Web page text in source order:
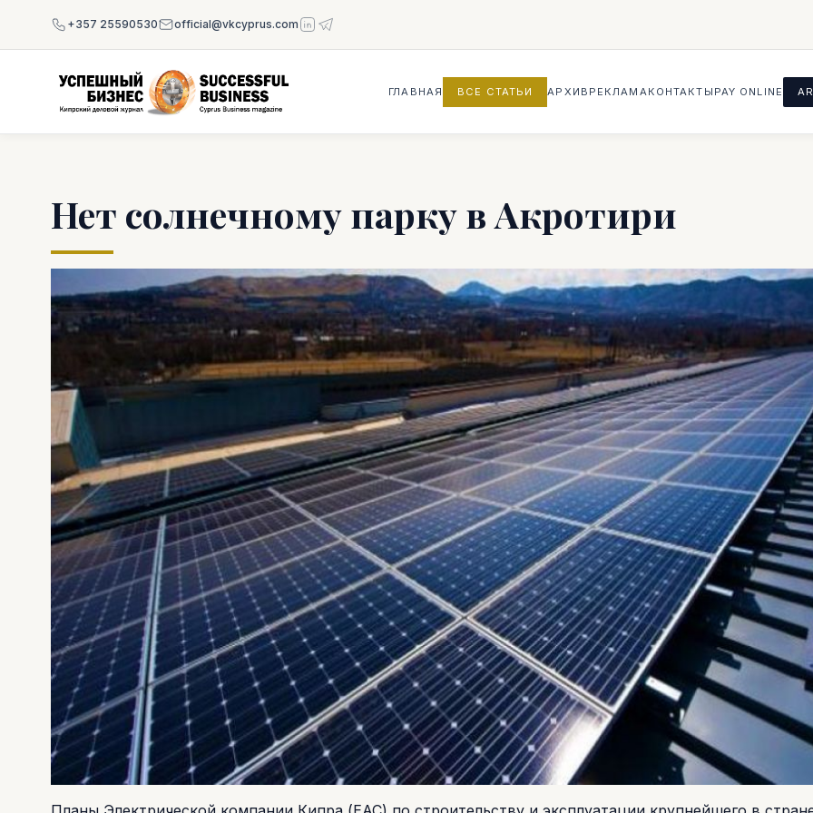
+357 25590530 official@vkcyprus.com
ГЛАВНАЯ ВСЕ СТАТЬИ АРХИВ РЕКЛАМА КОНТАКТЫ PAY ONLINE
Нет солнечному парку в Акротири